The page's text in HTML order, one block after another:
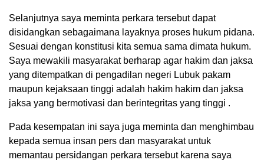
Selanjutnya saya meminta perkara tersebut dapat
disidangkan sebagaimana layaknya proses hukum pidana.
Sesuai dengan konstitusi kita semua sama dimata hukum.
Saya mewakili masyarakat berharap agar hakim dan jaksa
yang ditempatkan di pengadilan negeri Lubuk pakam
maupun kejaksaan tinggi adalah hakim hakim dan jaksa
jaksa yang bermotivasi dan berintegritas yang tinggi .
Pada kesempatan ini saya juga meminta dan menghimbau
kepada semua insan pers dan masyarakat untuk
memantau persidangan perkara tersebut karena saya